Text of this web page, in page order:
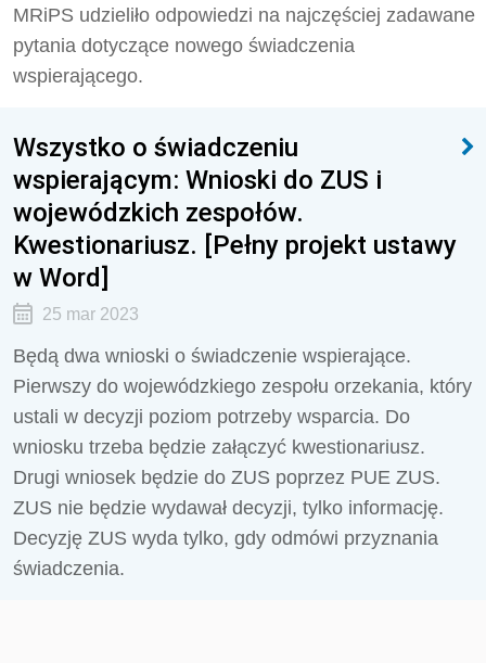
MRiPS udzieliło odpowiedzi na najczęściej zadawane
pytania dotyczące nowego świadczenia
wspierającego.
Wszystko o świadczeniu
wspierającym: Wnioski do ZUS i
wojewódzkich zespołów.
Kwestionariusz. [Pełny projekt ustawy
w Word]
25 mar 2023
Będą dwa wnioski o świadczenie wspierające.
Pierwszy do wojewódzkiego zespołu orzekania, który
ustali w decyzji poziom potrzeby wsparcia. Do
wniosku trzeba będzie załączyć kwestionariusz.
Drugi wniosek będzie do ZUS poprzez PUE ZUS.
ZUS nie będzie wydawał decyzji, tylko informację.
Decyzję ZUS wyda tylko, gdy odmówi przyznania
świadczenia.